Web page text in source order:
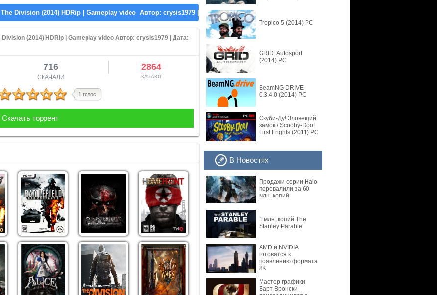
(2014) HDRip | Gameplay video Автор: crysis1979 | Дата:
716
СКАЧАЛИ
2864
КАЧАЮТ
1 голос
Скачать торрент
Tropico 5 (2014) PC
GRID: Autosport
(2014) PC
BeamNG DRIVE
0.3.4.0 (2014) PC
Скуби-Ду! Зловещий
замок / Scooby-Doo!
First Frights (2011) PC
В Новостях
Продажи серии Halo
перевалили за 60
млн. копий
1 млн. копий The
Stanley Parable
AMD и NVIDIA
готовятся к
появлению формата
8K
Мастер графики
Барт Вронски